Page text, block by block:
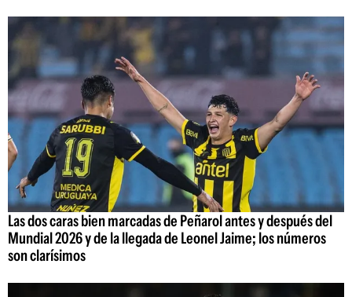
Las dos caras bien marcadas de Peñarol antes y después del
Mundial 2026 y de la llegada de Leonel Jaime; los números
son clarísimos